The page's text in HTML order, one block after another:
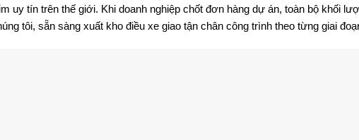
uy tín trên thế giới. Khi doanh nghiệp chốt đơn hàng dự án, toàn bộ khối
tôi, sẵn sàng xuất kho điều xe giao tận chân công trình theo từng giai